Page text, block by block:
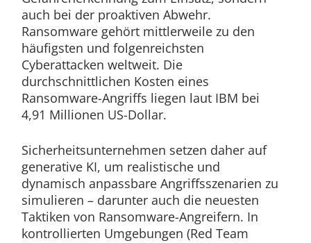
auch bei der proaktiven Abwehr.
Ransomware gehört mittlerweile zu den
häufigsten und folgenreichsten
Cyberattacken weltweit. Die
durchschnittlichen Kosten eines
Ransomware-Angriffs liegen laut IBM bei
4,91 Millionen US-Dollar.
Sicherheitsunternehmen setzen daher auf
generative KI, um realistische und
dynamisch anpassbare Angriffsszenarien zu
simulieren – darunter auch die neuesten
Taktiken von Ransomware-Angreifern. In
kontrollierten Umgebungen (Red Team